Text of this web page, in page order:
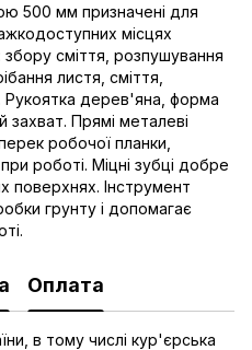
500 мм призначені для
місцях
збору сміття, розпушування
листя, сміття,
Рукоятка дерев'яна, форма
захват. Прямі металеві
робочої планки,
роботі. Міцні зубці добре
поверхнях. Інструмент
грунту і допомагає
Оплата
в тому числі кур'єрська